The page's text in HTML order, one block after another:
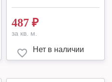
487 ₽
за кв. м.
Нет в наличии